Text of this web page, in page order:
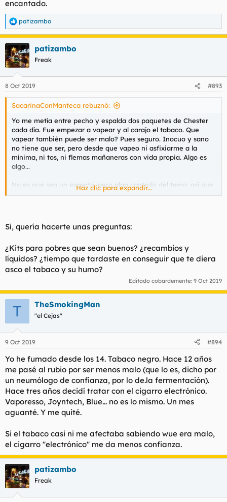
encantado.
R
e
a
c
c
i
e
s
patizambo
patizambo
Freak
8 Oct 2019 #893
SacarinaConManteca rebuznó:
Yo me metía entre pecho y espalda dos paquetes de Chester
cada día. Fue empezar a vapear y al carajo el tabaco. Que
vapear también puede ser malo? Pues seguro. Inocuo y sano
no tiene que ser, pero desde que vapeo ni asfixiarme a la
mínima, ni tos, ni flemas mañaneras con vida propia. Algo es
algo...
No es que sea un experto, pero algo controlo del tema, así que
si tenéis alguna duda que pueda solucionaros estaré
Haz clic para expandir...
Sí, quería hacerte unas preguntas:
¿Kits para pobres que sean buenos? ¿recambios y
líquidos? ¿tiempo que tardaste en conseguir que te diera
asco el tabaco y su humo?
Editado cobardemente: 9 Oct 2019
T TheSmokingMan
"el Cejas"
9 Oct 2019 #894
Yo he fumado desde los 14. Tabaco negro. Hace 12 años
me pasé al rubio por ser menos malo (que lo es, dicho por
un neumólogo de confianza, por lo de.la fermentación).
Hace tres años decidí tratar con el cigarro electrónico.
Vaporesso, Joyntech, Blue... no es lo mismo. Un mes
aguanté. Y me quité.
Si el tabaco casi ni me afectaba sabiendo wue era malo,
el cigarro "electrónico" me da menos confianza.
patizambo
Freak